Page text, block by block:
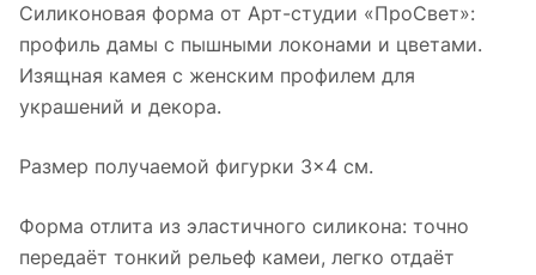
Силиконовая форма от Арт-студии «ПроСвет»:
профиль дамы с пышными локонами и цветами.
Изящная камея с женским профилем для
украшений и декора.
Размер получаемой фигурки 3×4 см.
Форма отлита из эластичного силикона: точно
передаёт тонкий рельеф камеи, легко отдаёт